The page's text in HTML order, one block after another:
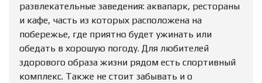
развлекательные заведения: аквапарк, рестораны
и кафе, часть из которых расположена на
побережье, где приятно будет ужинать или
обедать в хорошую погоду. Для любителей
здорового образа жизни рядом есть спортивный
комплекс. Также не стоит забывать и о